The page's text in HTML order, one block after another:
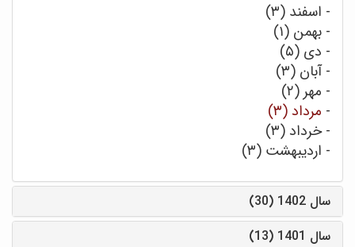
- اسفند (۳)
- بهمن (۱)
- دی (۵)
-آبان (۳)
- مهر (۲)
- مرداد (۳)
-خرداد (۳)
- اردیبهشت (۳)
سال 1402 (30)
سال 1401 (13)